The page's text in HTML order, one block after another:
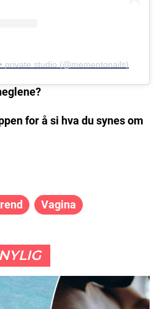
private studio (@mementonails)
for å si hva du synes om
Vagina
NYLIG